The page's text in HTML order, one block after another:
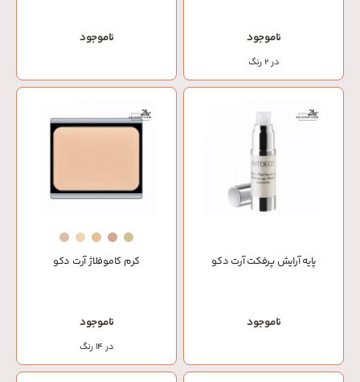
ناموجود
در 2 رنگ
ناموجود
پايه آرايش پرفكت آرت دکو
ناموجود
کرم کاموفلاژ آرت دکو
ناموجود
در 14 رنگ